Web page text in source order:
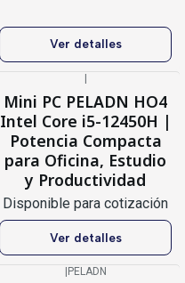
Ver detalles
|
Mini PC PELADN HO4
Intel Core i5-12450H |
Potencia Compacta
para Oficina, Estudio
y Productividad
Disponible para cotización
Ver detalles
PELADN